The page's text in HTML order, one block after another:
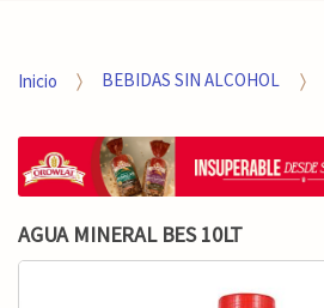
r
o
Inicio BEBIDAS SIN ALCOHOL
AGUA MINERAL BES 10LT